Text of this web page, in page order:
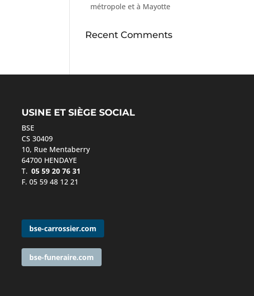
métropole et à Mayotte
Recent Comments
USINE ET SIÈGE SOCIAL
BSE
CS 30409
10, Rue Mentaberry
64700 HENDAYE
T. 05 59 20 76 31
F. 05 59 48 12 21
bse-carrossier.com
bse-funeraire.com